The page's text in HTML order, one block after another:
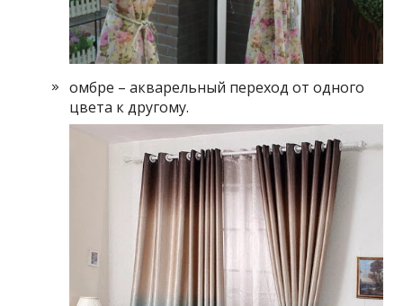
омбре – акварельный переход от одного
цвета к другому.